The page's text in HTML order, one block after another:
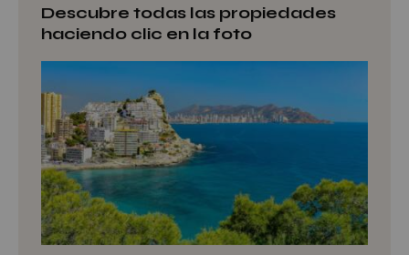
Descubre todas las propiedades
haciendo clic en la foto